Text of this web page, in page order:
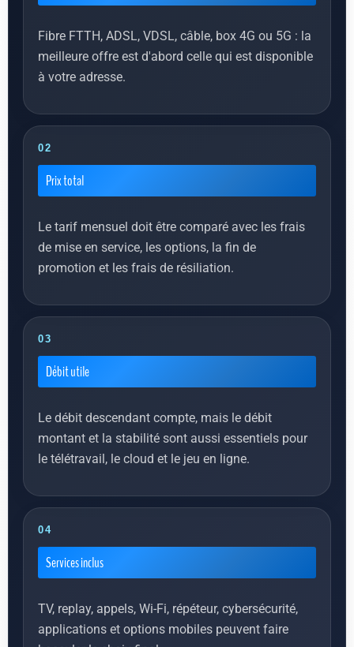
Fibre FTTH, ADSL, VDSL, câble, box 4G ou 5G : la
meilleure offre est d'abord celle qui est disponible
à votre adresse.
02
Prix total
Le tarif mensuel doit être comparé avec les frais
de mise en service, les options, la fin de
promotion et les frais de résiliation.
03
Débit utile
Le débit descendant compte, mais le débit
montant et la stabilité sont aussi essentiels pour
le télétravail, le cloud et le jeu en ligne.
04
Services inclus
TV, replay, appels, Wi-Fi, répéteur, cybersécurité,
applications et options mobiles peuvent faire